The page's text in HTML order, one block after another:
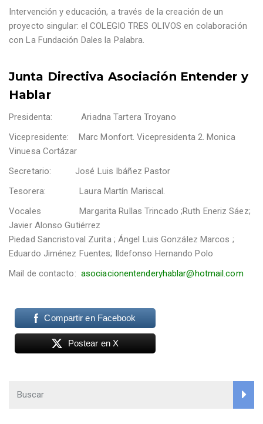
Intervención y educación, a través de la creación de un
proyecto singular: el COLEGIO TRES OLIVOS en colaboración
con La Fundación Dales la Palabra.
Junta Directiva Asociación Entender y
Hablar
Presidenta: Ariadna Tartera Troyano
Vicepresidente: Marc Monfort. Vicepresidenta 2. Monica
Vinuesa Cortázar
Secretario: José Luis Ibáñez Pastor
Tesorera: Laura Martín Mariscal.
Vocales Margarita Rullas Trincado ;Ruth Eneriz Sáez;
Javier Alonso Gutiérrez
Piedad Sancristoval Zurita ; Ángel Luis González Marcos ;
Eduardo Jiménez Fuentes; Ildefonso Hernando Polo
Mail de contacto: asociacionentenderyhablar@hotmail.com
Compartir en Facebook
Postear en X